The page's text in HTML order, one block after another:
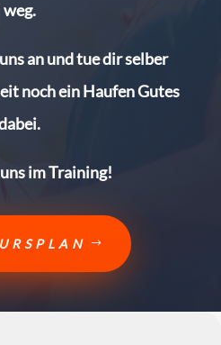
weg.
an und tue dir selber
noch ein Haufen Gutes
im Training!